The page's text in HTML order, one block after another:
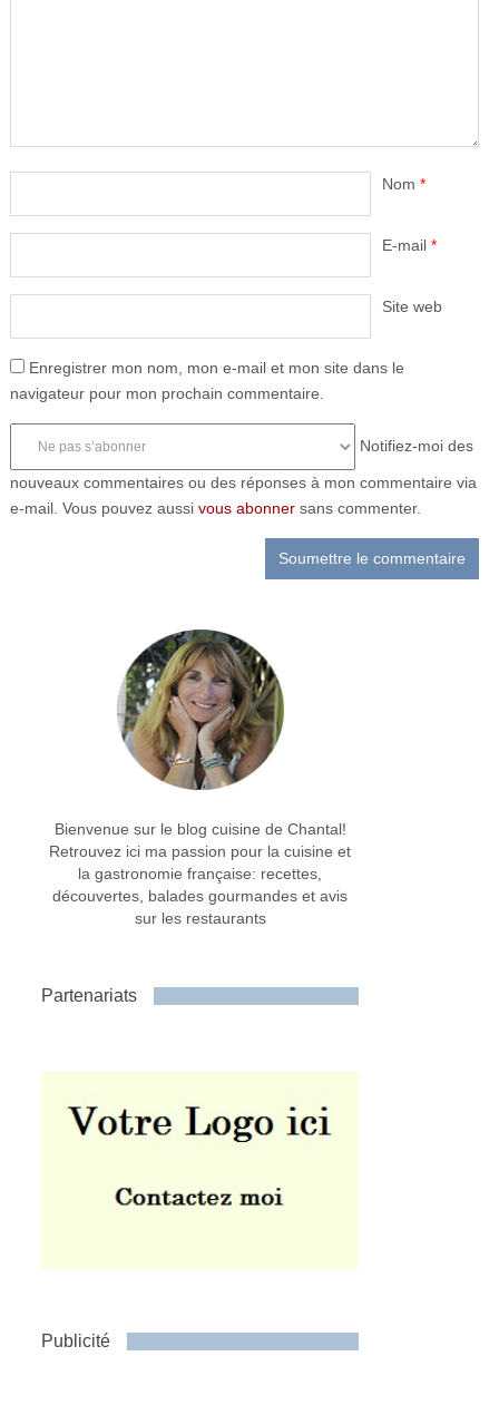
Nom *
E-mail *
Site web
Enregistrer mon nom, mon e-mail et mon site dans le
navigateur pour mon prochain commentaire.
Notifiez-moi des
nouveaux commentaires ou des réponses à mon commentaire via
e-mail. Vous pouvez aussi vous abonnersans commenter.
Bienvenue sur le blog cuisine de Chantal!
Retrouvez ici ma passion pour la cuisine et
la gastronomie française: recettes,
découvertes, balades gourmandes et avis
sur les restaurants
Partenariats
Publicité